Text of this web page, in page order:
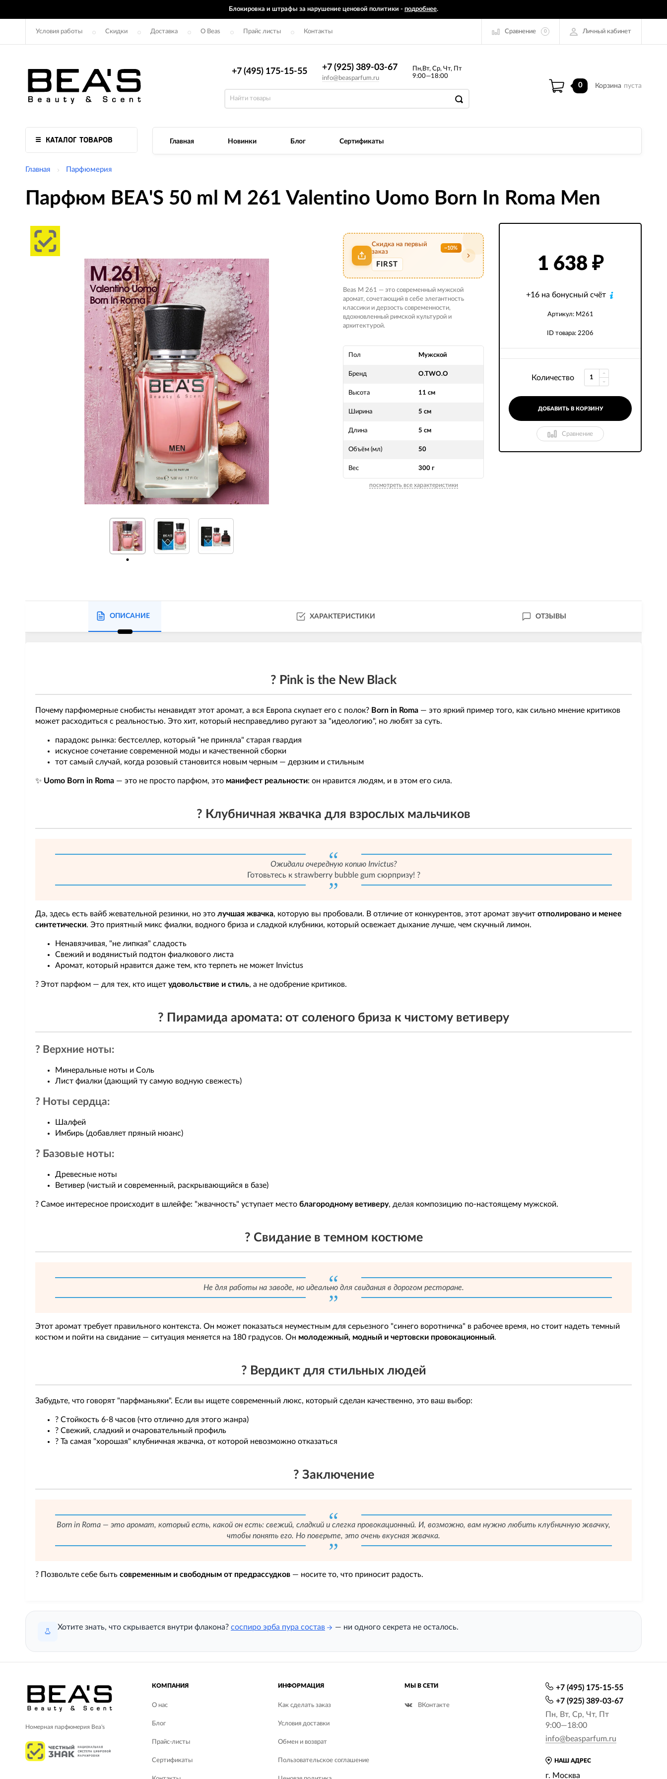
Блокировка и штрафы за нарушение ценовой политики - подробнее.
Условия работы Скидки Доставка О Beas Прайс листы Контакты Сравнение 0 Личный кабинет
+7 (495) 175-15-55 +7 (925) 389-03-67
info@beasparfum.ru
Пн,Вт, Ср, Чт, Пт
9:00—18:00
0 Корзина пуста
КАТАЛОГ ТОВАРОВ Главная Новинки Блог Сертификаты
Главная Парфюмерия
Парфюм BEA'S 50 ml M 261 Valentino Uomo Born In Roma Men
Изображения
товаров
Скидка на первый
заказ
−10%
FIRST
Beas M 261 — это современный мужской
аромат, сочетающий в себе элегантность
классики и дерзость современности,
вдохновленный римской культурой и
архитектурой.
Пол Мужской
Бренд O.TWO.O
Высота 11 см
Ширина 5 см
Длина 5 см
Объём (мл) 50
Вес 300 г
посмотреть все характеристики
1 638 ₽
+16 на бонусный счёт
Артикул: M261
ID товара: 2206
Количество
ДОБАВИТЬ В КОРЗИНУ
Сравнение
ОПИСАНИЕ ХАРАКТЕРИСТИКИ ОТЗЫВЫ
? Pink is the New Black
Почему парфюмерные снобисты ненавидят этот аромат, а вся Европа скупает его с полок? Born in Roma — это яркий пример того, как сильно мнение критиков
может расходиться с реальностью. Это хит, который несправедливо ругают за "идеологию", но любят за суть.
парадокс рынка: бестселлер, который "не приняла" старая гвардия
искусное сочетание современной моды и качественной сборки
тот самый случай, когда розовый становится новым черным — дерзким и стильным
✨ Uomo Born in Roma — это не просто парфюм, это манифест реальности: он нравится людям, и в этом его сила.
? Клубничная жвачка для взрослых мальчиков
Ожидали очередную копию Invictus?
Готовьтесь к strawberry bubble gum сюрпризу! ?
Да, здесь есть вайб жевательной резинки, но это лучшая жвачка, которую вы пробовали. В отличие от конкурентов, этот аромат звучит отполировано и менее
синтетически. Это приятный микс фиалки, водного бриза и сладкой клубники, который освежает дыхание лучше, чем скучный лимон.
Ненавязчивая, "не липкая" сладость
Свежий и водянистый подтон фиалкового листа
Аромат, который нравится даже тем, кто терпеть не может Invictus
? Этот парфюм — для тех, кто ищет удовольствие и стиль, а не одобрение критиков.
? Пирамида аромата: от соленого бриза к чистому ветиверу
? Верхние ноты:
Минеральные ноты и Соль
Лист фиалки (дающий ту самую водную свежесть)
? Ноты сердца:
Шалфей
Имбирь (добавляет пряный нюанс)
? Базовые ноты:
Древесные ноты
Ветивер (чистый и современный, раскрывающийся в базе)
? Самое интересное происходит в шлейфе: "жвачность" уступает место благородному ветиверу, делая композицию по-настоящему мужской.
? Свидание в темном костюме
Не для работы на заводе, но идеально для свидания в дорогом ресторане.
Этот аромат требует правильного контекста. Он может показаться неуместным для серьезного "синего воротничка" в рабочее время, но стоит надеть темный
костюм и пойти на свидание — ситуация меняется на 180 градусов. Он молодежный, модный и чертовски провокационный.
? Вердикт для стильных людей
Забудьте, что говорят "парфманьяки". Если вы ищете современный люкс, который сделан качественно, это ваш выбор:
? Стойкость 6-8 часов (что отлично для этого жанра)
? Свежий, сладкий и очаровательный профиль
? Та самая "хорошая" клубничная жвачка, от которой невозможно отказаться
? Заключение
Born in Roma — это аромат, который есть, какой он есть: свежий, сладкий и слегка провокационный. И, возможно, вам нужно любить клубничную жвачку,
чтобы понять его. Но поверьте, это очень вкусная жвачка.
? Позвольте себе быть современным и свободным от предрассудков — носите то, что приносит радость.
Хотите знать, что скрывается внутри флакона? соспиро эрба пура состав — ни одного секрета не осталось.
Номерная парфюмерия Bea's
КОМПАНИЯ
О нас
Блог
Прайс-листы
Сертификаты
ИНФОРМАЦИЯ
Как сделать заказ
Условия доставки
Обмен и возврат
Пользовательское соглашение
МЫ В СЕТИ
ВКонтакте
НАШ АДРЕС
г. Москва
+7 (495) 175-15-55
+7 (925) 389-03-67
Пн, Вт, Ср, Чт, Пт
9:00—18:00
info@beasparfum.ru